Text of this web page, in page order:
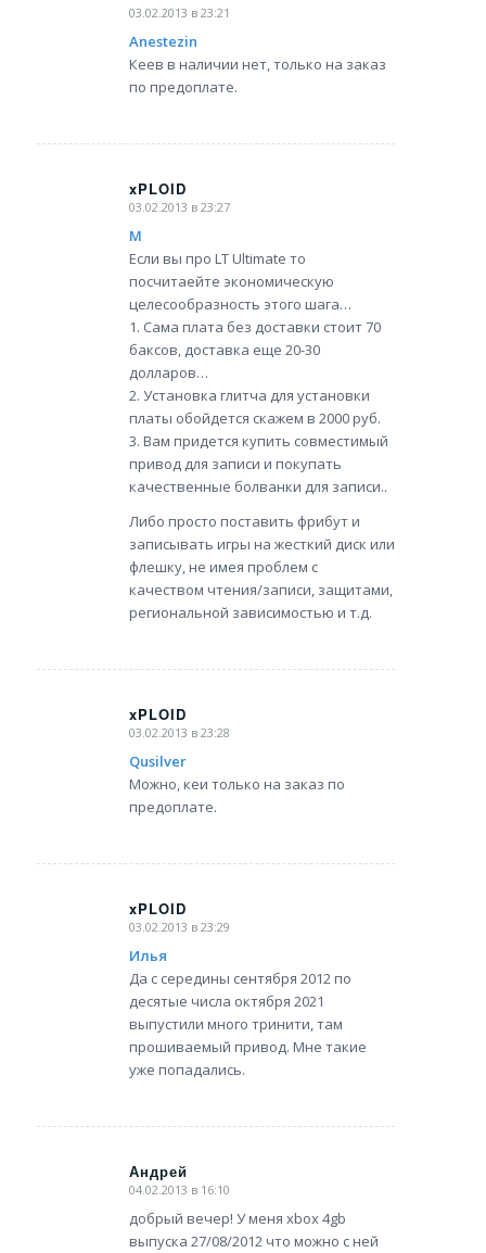
says:
03.02.2013 в 23:21
Anestezin
Кеев в наличии нет, только на заказ
по предоплате.
xPLOID
says:
03.02.2013 в 23:27
М
Если вы про LT Ultimate то
посчитаейте экономическую
целесообразность этого шага…
1. Сама плата без доставки стоит 70
баксов, доставка еще 20-30
долларов…
2. Установка глитча для установки
платы обойдется скажем в 2000 руб.
3. Вам придется купить совместимый
привод для записи и покупать
качественные болванки для записи..
Либо просто поставить фрибут и
записывать игры на жесткий диск или
флешку, не имея проблем с
качеством чтения/записи, защитами,
региональной зависимостью и т.д.
xPLOID
says:
03.02.2013 в 23:28
Qusilver
Можно, кеи только на заказ по
предоплате.
xPLOID
says:
03.02.2013 в 23:29
Илья
Да с середины сентября 2012 по
десятые числа октября 2021
выпустили много тринити, там
прошиваемый привод. Мне такие
уже попадались.
Андрей
says:
04.02.2013 в 16:10
добрый вечер! У меня xbox 4gb
выпуска 27/08/2012 что можно с ней